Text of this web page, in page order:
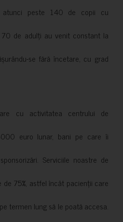
peste 140 de copii cu
de adulți au venit constant la
se fără încetare, cu grad
cu activitatea centrului de
euro lunar, bani pe care îi
Serviciile noastre de
75%, astfel încât pacienții care
termen lung să le poată accesa.